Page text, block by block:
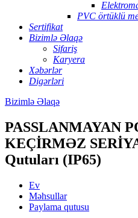
PVC örtüklü
Sertifikat
Bizimlə Əlaqə
Sifariş
Karyera
Xəbərlər
Digərləri
Bizimlə Əlaqə
PASSLANMAYAN
KEÇİRMƏZ
Qutuları (IP65)
Ev
Məhsullar
Paylama qutusu